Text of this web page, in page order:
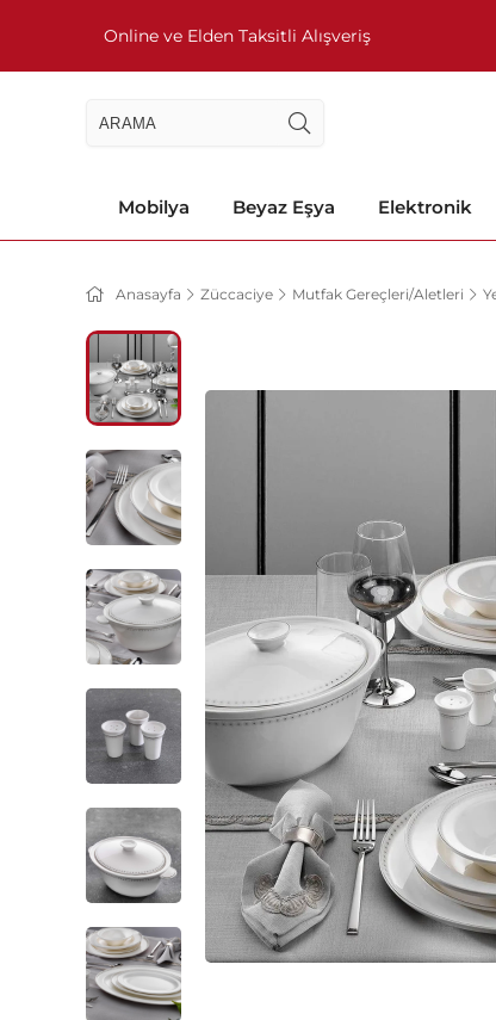
Online ve Elden Taksitli Alışveriş
Mobilya Beyaz Eşya Elektronik
Anasayfa Züccaciye Mutfak Gereçleri/Aletleri